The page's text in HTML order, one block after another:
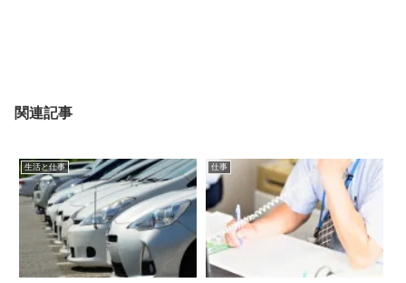
関連記事
生活と仕事 仕事